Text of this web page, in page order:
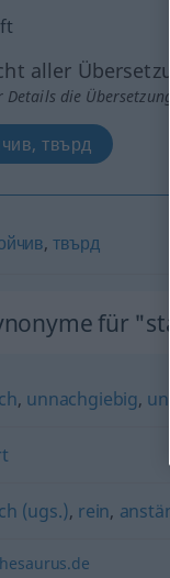
aller
Details die
твърд
,твърд
für
, unnachgiebig,
(ugs.), rein,